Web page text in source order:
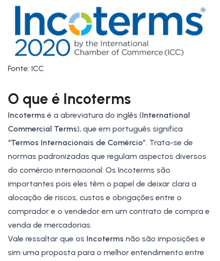
Fonte: ICC
O que é Incoterms
Incoterms é a abreviatura do inglês (International
Commercial Terms), que em português significa
“Termos Internacionais de Comércio”. Trata-se de
normas padronizadas que regulam aspectos diversos
do comércio internacional. Os Incoterms são
importantes pois eles têm o papel de deixar clara a
alocação de riscos, custos e obrigações entre o
comprador e o vendedor em um contrato de compra e
venda de mercadorias.
Vale ressaltar que os Incoterms não são imposições e
sim uma proposta para o melhor entendimento entre